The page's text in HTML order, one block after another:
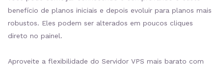
benefício de planos iniciais e depois evoluir para planos mais
robustos. Eles podem ser alterados em poucos cliques
direto no painel.
Aproveite a flexibilidade do Servidor VPS mais barato com